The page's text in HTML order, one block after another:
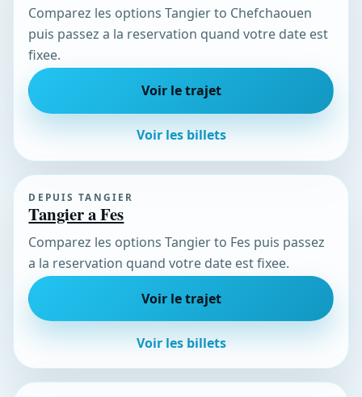
Comparez les options Tangier to Chefchaouen
puis passez a la reservation quand votre date est
fixee.
Voir le trajet
Voir les billets
DEPUIS TANGIER
Tangier a Fes
Comparez les options Tangier to Fes puis passez
a la reservation quand votre date est fixee.
Voir le trajet
Voir les billets